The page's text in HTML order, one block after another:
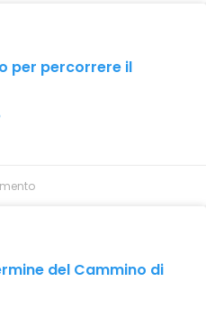
per percorrere il
del Cammino di